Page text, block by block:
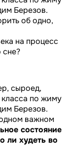
Березов.
об одно,
на процесс
сне?
сыроед,
по жиму
Березов.
важном
состояние
ли худеть во